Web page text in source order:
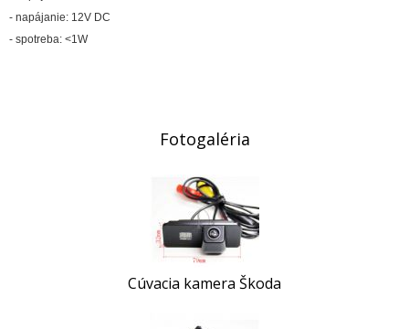
- napájanie: 12V DC
- spotreba: <1W
Fotogaléria
Cúvacia kamera Škoda